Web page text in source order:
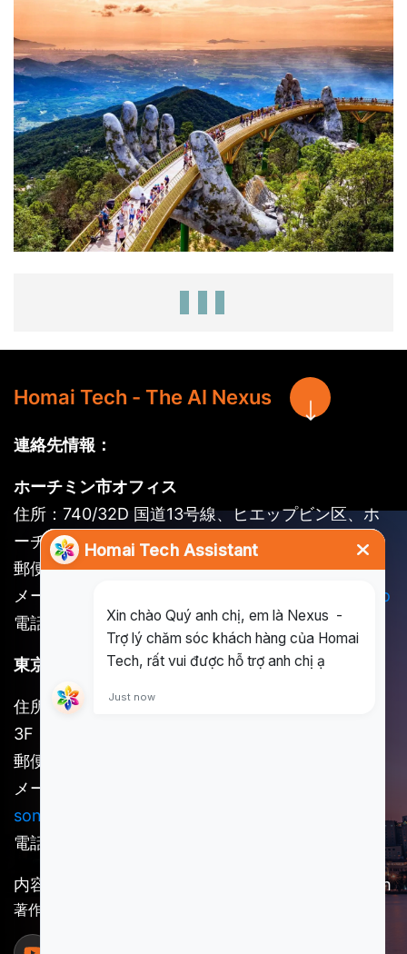
Homai Tech - The AI Nexus
連絡先情報：
ホーチミン市オフィス
住所：740/32D 国道13号線、ヒエップビン区、ホ
ーチミン市
郵便番号：721262
メール：
song.huynh@homai.co
電話番号：(+84) 898 930 857
東京オフィス
住所：東京都新宿区新宿1-36-2 新宿第7早山ビル
3F
郵便番号：160-0022
メール：
song.huynh@homai.co
電話番号：(+81) 909-852-7756
内容責任者：SCSI傘下の事業体である Homai Tech
著作権 © 2025 Homai Tech